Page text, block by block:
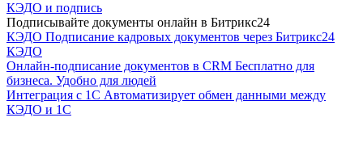
КЭДО и подпись
Подписывайте документы онлайн в Битрикс24
КЭДО Подписание кадровых документов через Битрикс24
КЭДО
Онлайн-подписание документов в CRM Бесплатно для
бизнеса. Удобно для людей
Интеграция с 1С Автоматизирует обмен данными между
КЭДО и 1С